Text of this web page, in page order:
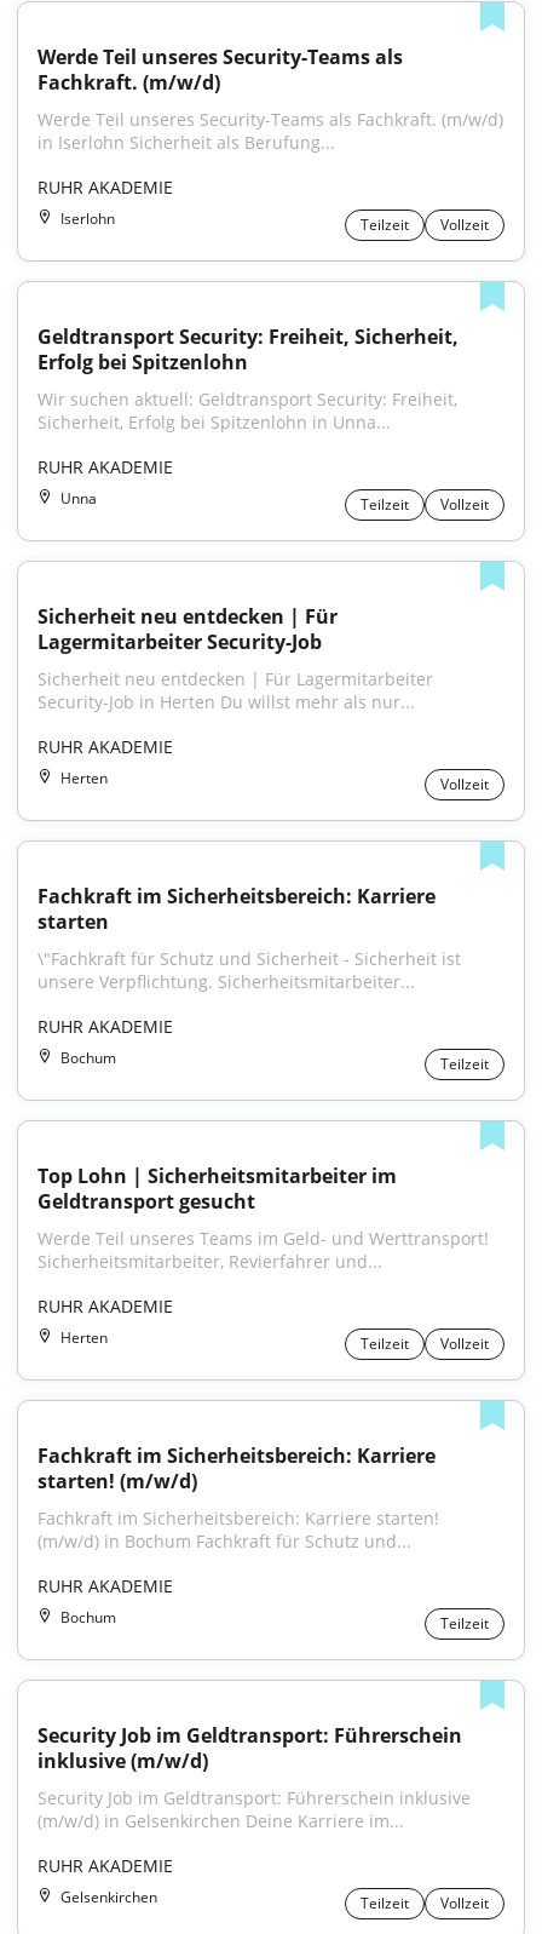
Werde Teil unseres Security-Teams als
Fachkraft. (m/w/d)
Werde Teil unseres Security-Teams als Fachkraft. (m/w/d)
in Iserlohn Sicherheit als Berufung...
RUHR AKADEMIE
Iserlohn Teilzeit Vollzeit
Geldtransport Security: Freiheit, Sicherheit,
Erfolg bei Spitzenlohn
Wir suchen aktuell: Geldtransport Security: Freiheit,
Sicherheit, Erfolg bei Spitzenlohn in Unna...
RUHR AKADEMIE
Unna Teilzeit Vollzeit
Sicherheit neu entdecken | Für
Lagermitarbeiter Security-Job
Sicherheit neu entdecken | Für Lagermitarbeiter
Security-Job in Herten Du willst mehr als nur...
RUHR AKADEMIE
Herten Vollzeit
Fachkraft im Sicherheitsbereich: Karriere
starten
\"Fachkraft für Schutz und Sicherheit - Sicherheit ist
unsere Verpflichtung. Sicherheitsmitarbeiter...
RUHR AKADEMIE
Bochum Teilzeit
Top Lohn | Sicherheitsmitarbeiter im
Geldtransport gesucht
Werde Teil unseres Teams im Geld- und Werttransport!
Sicherheitsmitarbeiter, Revierfahrer und...
RUHR AKADEMIE
Herten Teilzeit Vollzeit
Fachkraft im Sicherheitsbereich: Karriere
starten! (m/w/d)
Fachkraft im Sicherheitsbereich: Karriere starten!
(m/w/d) in Bochum Fachkraft für Schutz und...
RUHR AKADEMIE
Bochum Teilzeit
Security Job im Geldtransport: Führerschein
inklusive (m/w/d)
Security Job im Geldtransport: Führerschein inklusive
(m/w/d) in Gelsenkirchen Deine Karriere im...
RUHR AKADEMIE
Gelsenkirchen Teilzeit Vollzeit